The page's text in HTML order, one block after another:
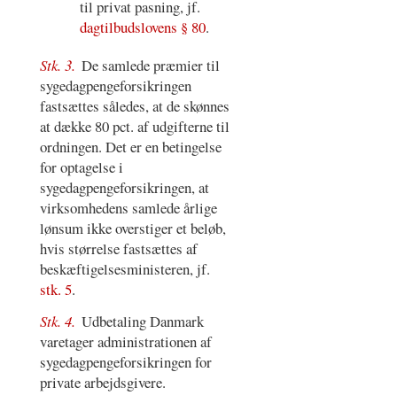
til privat pasning, jf.
dagtilbudslovens § 80.
Stk. 3. De samlede præmier til
sygedagpengeforsikringen
fastsættes således, at de skønnes
at dække 80 pct. af udgifterne til
ordningen. Det er en betingelse
for optagelse i
sygedagpengeforsikringen, at
virksomhedens samlede årlige
lønsum ikke overstiger et beløb,
hvis størrelse fastsættes af
beskæftigelsesministeren, jf.
stk. 5.
Stk. 4. Udbetaling Danmark
varetager administrationen af
sygedagpengeforsikringen for
private arbejdsgivere.